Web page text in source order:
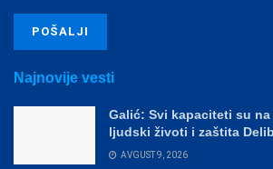
Najnovije vesti
Galić: Svi kapaciteti su
ljudski životi i zaštita
AVGUST 9, 2026